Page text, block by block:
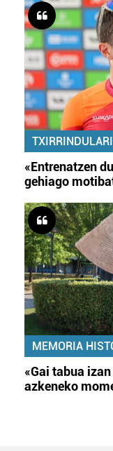
«Entrenatzen
gehiago
MEMORIA
«Gai tabua
azkeneko